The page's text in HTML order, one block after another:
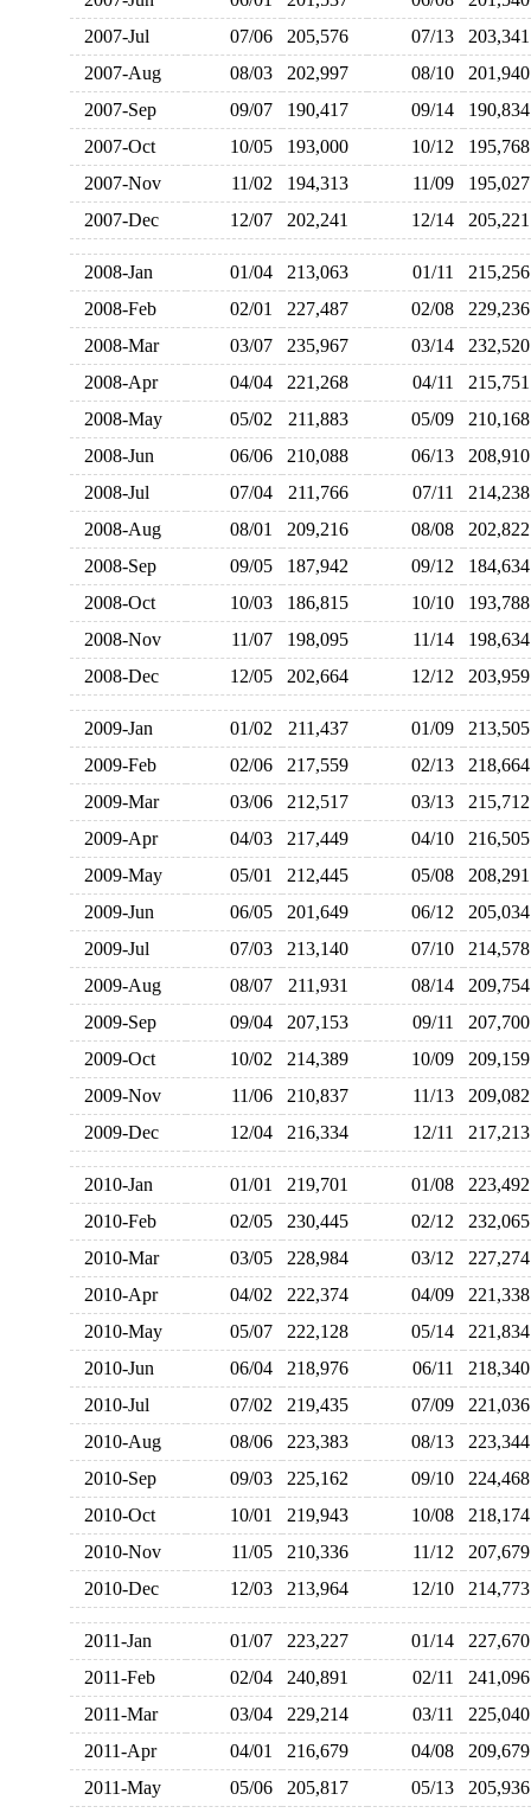
2007-Jul
07/06 205,576 07/13
2007-Aug
08/03 202,997 08/10
2007-Sep
09/07 190,417 09/14
2007-Oct
10/05 193,000 10/12
2007-Nov
11/02 194,313 11/09
2007-Dec
12/07 202,241 12/14
2008-Jan 01/04 213,063 01/11
2008-Feb
02/01 227,487 02/08
2008-Mar
03/07 235,967 03/14
2008-Apr
04/04 221,268 04/11
2008-May
05/02 211,883 05/09
2008-Jun
06/06 210,088 06/13
2008-Jul
07/04 211,766 07/11
2008-Aug
08/01 209,216 08/08
2008-Sep
09/05 187,942 09/12
2008-Oct
10/03 186,815 10/10
2008-Nov
11/07 198,095 11/14
2008-Dec
12/05 202,664 12/12
2009-Jan 01/02 211,437 01/09
2009-Feb
02/06 217,559 02/13
2009-Mar
03/06 212,517 03/13
2009-Apr
04/03 217,449 04/10
2009-May
05/01 212,445 05/08
2009-Jun
06/05 201,649 06/12
2009-Jul
07/03 213,140 07/10
2009-Aug
08/07 211,931 08/14
2009-Sep
09/04 207,153 09/11
2009-Oct
10/02 214,389 10/09
2009-Nov
11/06 210,837 11/13
2009-Dec
12/04 216,334 12/11
2010-Jan 01/01 219,701 01/08
2010-Feb
02/05 230,445 02/12
2010-Mar
03/05 228,984 03/12
2010-Apr
04/02 222,374 04/09
2010-May
05/07 222,128 05/14
2010-Jun
06/04 218,976 06/11
2010-Jul
07/02 219,435 07/09
2010-Aug
08/06 223,383 08/13
2010-Sep
09/03 225,162 09/10
2010-Oct
10/01 219,943 10/08
2010-Nov
11/05 210,336 11/12
2010-Dec
12/03 213,964 12/10
2011-Jan 01/07 223,227 01/14
2011-Feb
02/04 240,891 02/11
2011-Mar
03/04 229,214 03/11
2011-Apr
04/01 216,679 04/08
2011-May
05/06 205,817 05/13